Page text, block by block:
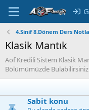
4.Sinif 8.Dönem Ders
Klasik Mantık
Aöf Kredili Sistem Klasik
Bölümümüzde
Sabit konu